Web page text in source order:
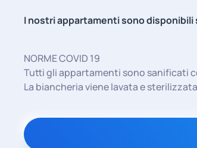
I nostri appartamenti sono disponibili
NORME COVID 19
Tutti gli appartamenti sono sanificati
La biancheria viene lavata e